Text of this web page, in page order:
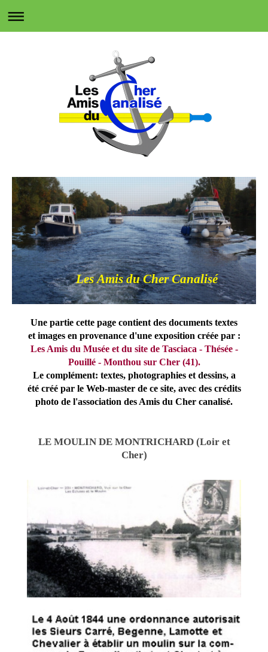
Les Amis du Cher Canalisé
Une partie cette page contient des documents textes
et images en provenance d'une exposition créée par :
Les Amis du Musée et du site de Tasciaca - Thésée -
Pouillé - Monthou sur Cher (41).
Le complément: textes, photographies et dessins, a
été créé par le Web-master de ce site, avec des crédits
photo de l'association des Amis du Cher canalisé.
LE MOULIN DE MONTRICHARD (Loir et
Cher)